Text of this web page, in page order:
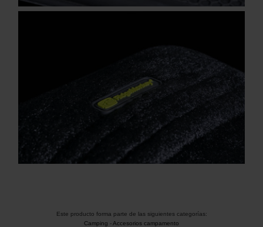
Este producto forma parte de las siguientes categorías:
Camping -Accesorios campamento